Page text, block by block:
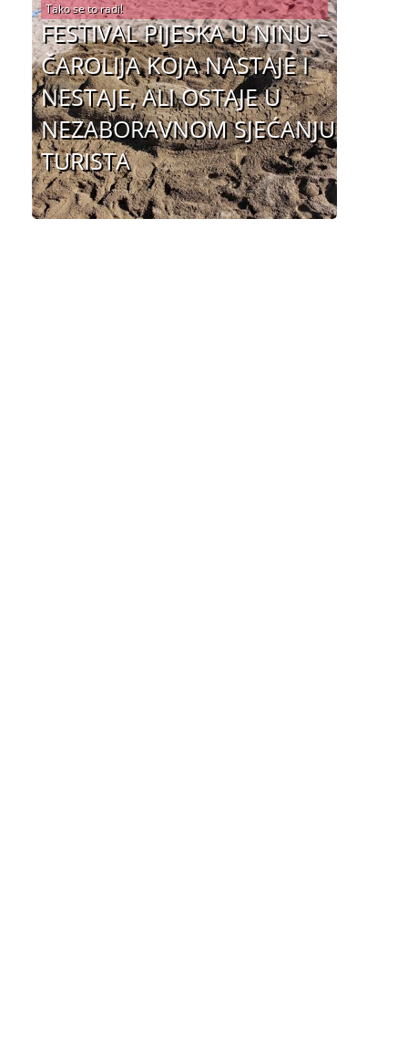
FESTIVAL PIJESKA U NINU –
ČAROLIJA KOJA NASTAJE I
NESTAJE, ALI OSTAJE U
NEZABORAVNOM SJEĆANJU
TURISTA
Tako se to radi!